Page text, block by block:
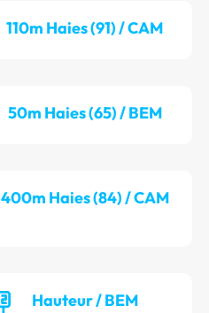
110m Haies (91) / CAM
50m Haies (65) / BEM
400m Haies (84) / CAM
Hauteur / BEM